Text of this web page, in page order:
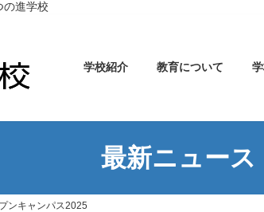
の進学校
学校紹介 教育について
最新ニュース
ンキャンパス2025